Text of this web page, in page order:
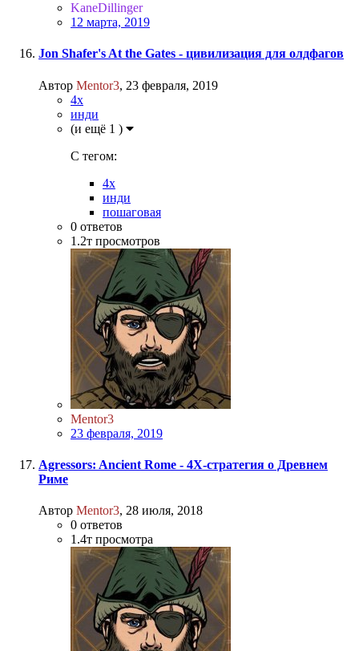
KaneDillinger
12 марта, 2019
Jon Shafer's At the Gates - цивилизация для олдфагов
Автор Mentor3, 23 февраля, 2019
4х
инди
(и ещё 1 )
C тегом:
4х
инди
пошаговая
0 ответов
1.2т просмотров
Mentor3
23 февраля, 2019
Agressors: Ancient Rome - 4X-стратегия о Древнем
Риме
Автор Mentor3, 28 июля, 2018
0 ответов
1.4т просмотра